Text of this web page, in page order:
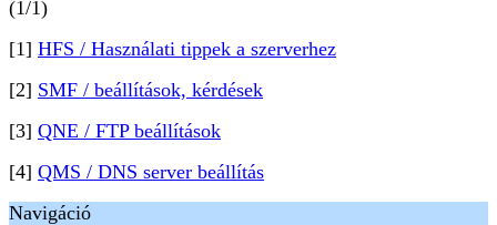
(1/1)
[1] HFS / Használati tippek a szerverhez
[2] SMF / beállítások, kérdések
[3] QNE / FTP beállítások
[4] QMS / DNS server beállítás
Navigáció